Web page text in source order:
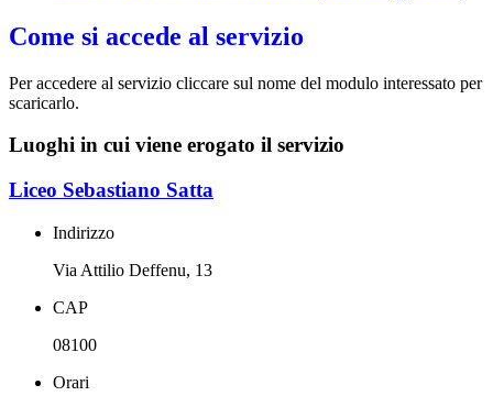
Come si accede al servizio
Per accedere al servizio cliccare sul nome del modulo interessato per
scaricarlo.
Luoghi in cui viene erogato il servizio
Liceo Sebastiano Satta
Indirizzo
Via Attilio Deffenu, 13
CAP
08100
Orari